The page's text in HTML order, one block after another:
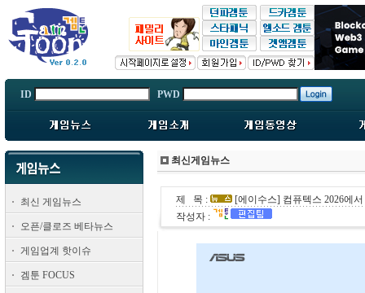
ID PWD
최신 게임뉴스
오픈/클로즈 베타뉴스
게임업계 핫이슈
겜툰 FOCUS
최신게임뉴스
제 목 :
[에이수스] 컴퓨텍스 2026에
작성자 :